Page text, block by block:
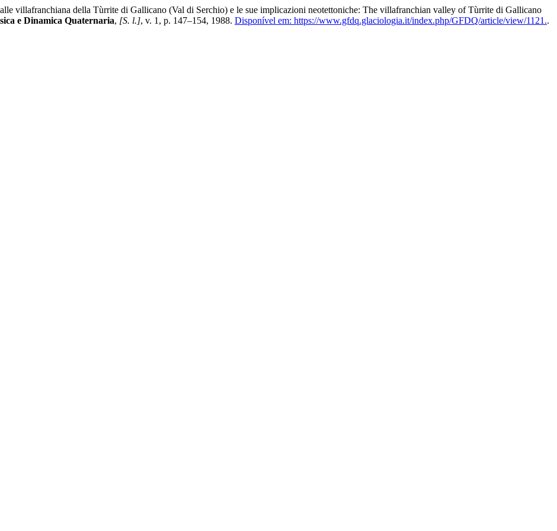
della Tùrrite di Gallicano (Val di Serchio) e le sue implicazioni neotettoniche: The villafranchian valley of Tùrrite di Gallicano
e Dinamica Quaternaria, [S. l.], v. 1, p. 147–154, 1988. Disponível em: https://www.gfdq.glaciologia.it/index.php/GFDQ/article/view/1121..